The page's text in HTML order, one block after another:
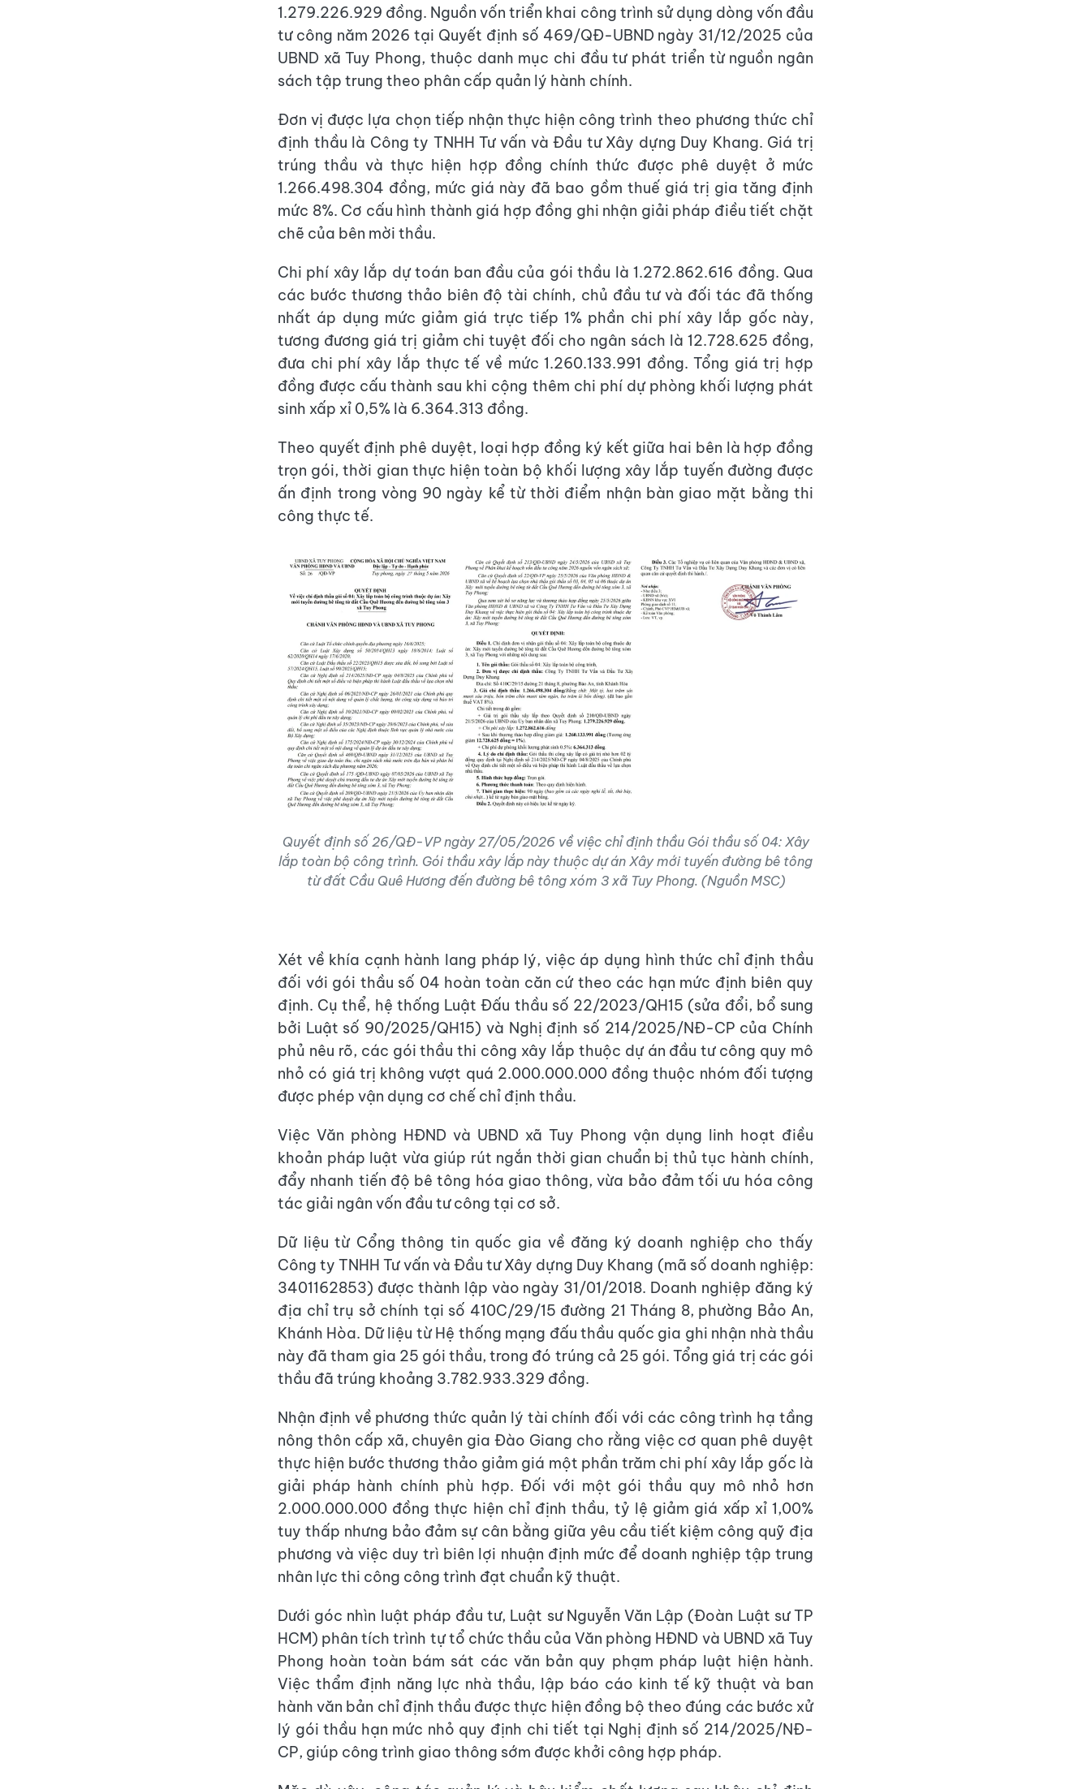
1.279.226.929 đồng. Nguồn vốn triển khai công trình sử dụng dòng vốn đầu
tư công năm 2026 tại Quyết định số 469/QĐ-UBND ngày 31/12/2025 của
UBND xã Tuy Phong, thuộc danh mục chi đầu tư phát triển từ nguồn ngân
sách tập trung theo phân cấp quản lý hành chính.
Đơn vị được lựa chọn tiếp nhận thực hiện công trình theo phương thức chỉ
định thầu là Công ty TNHH Tư vấn và Đầu tư Xây dựng Duy Khang. Giá trị
trúng thầu và thực hiện hợp đồng chính thức được phê duyệt ở mức
1.266.498.304 đồng, mức giá này đã bao gồm thuế giá trị gia tăng định
mức 8%. Cơ cấu hình thành giá hợp đồng ghi nhận giải pháp điều tiết chặt
chẽ của bên mời thầu.
Chi phí xây lắp dự toán ban đầu của gói thầu là 1.272.862.616 đồng. Qua
các bước thương thảo biên độ tài chính, chủ đầu tư và đối tác đã thống
nhất áp dụng mức giảm giá trực tiếp 1% phần chi phí xây lắp gốc này,
tương đương giá trị giảm chi tuyệt đối cho ngân sách là 12.728.625 đồng,
đưa chi phí xây lắp thực tế về mức 1.260.133.991 đồng. Tổng giá trị hợp
đồng được cấu thành sau khi cộng thêm chi phí dự phòng khối lượng phát
sinh xấp xỉ 0,5% là 6.364.313 đồng.
Theo quyết định phê duyệt, loại hợp đồng ký kết giữa hai bên là hợp đồng
trọn gói, thời gian thực hiện toàn bộ khối lượng xây lắp tuyến đường được
ấn định trong vòng 90 ngày kể từ thời điểm nhận bàn giao mặt bằng thi
công thực tế.
Quyết định số 26/QĐ-VP ngày 27/05/2026 về việc chỉ định thầu Gói thầu số 04: Xây
lắp toàn bộ công trình. Gói thầu xây lắp này thuộc dự án Xây mới tuyến đường bê tông
từ đất Cầu Quê Hương đến đường bê tông xóm 3 xã Tuy Phong. (Nguồn MSC)
Xét về khía cạnh hành lang pháp lý, việc áp dụng hình thức chỉ định thầu
đối với gói thầu số 04 hoàn toàn căn cứ theo các hạn mức định biên quy
định. Cụ thể, hệ thống Luật Đấu thầu số 22/2023/QH15 (sửa đổi, bổ sung
bởi Luật số 90/2025/QH15) và Nghị định số 214/2025/NĐ-CP của Chính
phủ nêu rõ, các gói thầu thi công xây lắp thuộc dự án đầu tư công quy mô
nhỏ có giá trị không vượt quá 2.000.000.000 đồng thuộc nhóm đối tượng
được phép vận dụng cơ chế chỉ định thầu.
Việc Văn phòng HĐND và UBND xã Tuy Phong vận dụng linh hoạt điều
khoản pháp luật vừa giúp rút ngắn thời gian chuẩn bị thủ tục hành chính,
đẩy nhanh tiến độ bê tông hóa giao thông, vừa bảo đảm tối ưu hóa công
tác giải ngân vốn đầu tư công tại cơ sở.
Dữ liệu từ Cổng thông tin quốc gia về đăng ký doanh nghiệp cho thấy
Công ty TNHH Tư vấn và Đầu tư Xây dựng Duy Khang (mã số doanh nghiệp:
3401162853) được thành lập vào ngày 31/01/2018. Doanh nghiệp đăng ký
địa chỉ trụ sở chính tại số 410C/29/15 đường 21 Tháng 8, phường Bảo An,
Khánh Hòa. Dữ liệu từ Hệ thống mạng đấu thầu quốc gia ghi nhận nhà thầu
này đã tham gia 25 gói thầu, trong đó trúng cả 25 gói. Tổng giá trị các gói
thầu đã trúng khoảng 3.782.933.329 đồng.
Nhận định về phương thức quản lý tài chính đối với các công trình hạ tầng
nông thôn cấp xã, chuyên gia Đào Giang cho rằng việc cơ quan phê duyệt
thực hiện bước thương thảo giảm giá một phần trăm chi phí xây lắp gốc là
giải pháp hành chính phù hợp. Đối với một gói thầu quy mô nhỏ hơn
2.000.000.000 đồng thực hiện chỉ định thầu, tỷ lệ giảm giá xấp xỉ 1,00%
tuy thấp nhưng bảo đảm sự cân bằng giữa yêu cầu tiết kiệm công quỹ địa
phương và việc duy trì biên lợi nhuận định mức để doanh nghiệp tập trung
nhân lực thi công công trình đạt chuẩn kỹ thuật.
Dưới góc nhìn luật pháp đầu tư, Luật sư Nguyễn Văn Lập (Đoàn Luật sư TP
HCM) phân tích trình tự tổ chức thầu của Văn phòng HĐND và UBND xã Tuy
Phong hoàn toàn bám sát các văn bản quy phạm pháp luật hiện hành.
Việc thẩm định năng lực nhà thầu, lập báo cáo kinh tế kỹ thuật và ban
hành văn bản chỉ định thầu được thực hiện đồng bộ theo đúng các bước xử
lý gói thầu hạn mức nhỏ quy định chi tiết tại Nghị định số 214/2025/NĐ-
CP, giúp công trình giao thông sớm được khởi công hợp pháp.